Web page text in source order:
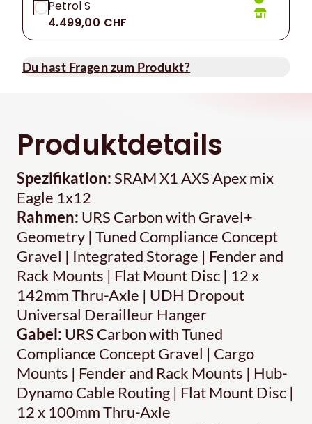
Petrol S
4.499,00 CHF
Du hast Fragen zum Produkt?
Produktdetails
Spezifikation:SRAM X1 AXS Apex mix
Eagle 1x12
Rahmen: URS Carbon with Gravel+
Geometry | Tuned Compliance Concept
Gravel | Integrated Storage | Fender and
Rack Mounts | Flat Mount Disc | 12 x
142mm Thru-Axle | UDH Dropout
Universal Derailleur Hanger
Gabel: URS Carbon with Tuned
Compliance Concept Gravel | Cargo
Mounts | Fender and Rack Mounts | Hub-
Dynamo Cable Routing | Flat Mount Disc |
12 x 100mm Thru-Axle